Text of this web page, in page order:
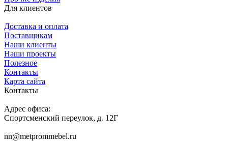
Для клиентов
Доставка и оплата
Поставщикам
Наши клиенты
Наши проекты
Полезное
Контакты
Карта сайта
Контакты
Адрес офиса:
Спортсменский переулок, д. 12Г
nn@metprommebel.ru